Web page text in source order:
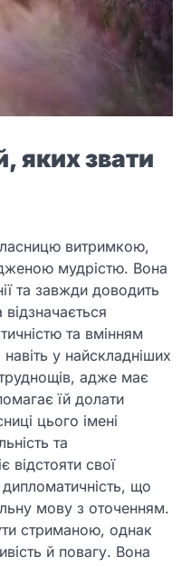
яких звати
витримкою,
мудрістю. Вона
та завжди доводить
та вмінням
у найскладніших
адже має
їй долати
цього імені
та
відстояти свої
що
мову з оточенням.
стриманою, однак
й повагу. Вона